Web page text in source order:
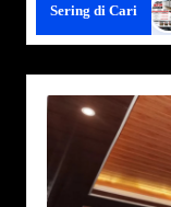
Sering di Cari
Panel Beton